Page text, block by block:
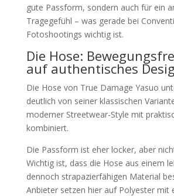
gute Passform, sondern auch für ein
Tragegefühl – was gerade bei
Fotoshootings wichtig ist.
Die Hose:
auf authentisches
Die Hose von True Damage Yasuo
deutlich von seiner klassischen
moderner Streetwear-Style mit
kombiniert.
Die Passform ist eher locker, aber
Wichtig ist, dass die Hose aus einem
dennoch strapazierfähigen Material
Anbieter setzen hier auf Polyester mit